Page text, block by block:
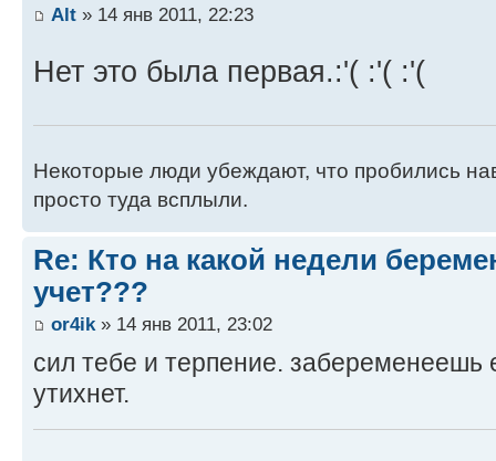
Alt » 14 янв 2011, 22:23
Нет это была первая.:'( :'( :'(
Некоторые люди убеждают, что пробились
просто туда всплыли.
Re: Кто на какой недели
учет???
or4ik» 14 янв 2011, 23:02
сил тебе и терпение. забеременеешь
утихнет.